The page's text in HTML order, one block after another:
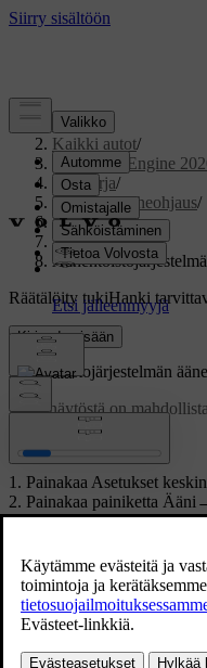
Tuki/
Kaikki autot/
V60 Twin Engine
Ohjekirja/
Näytöt ja puheohjaus/
Keskinäyttö/
Asetukset/
Räätälöity tukiHanki
Kirjaudu sisään
Äänentoistojärjestelmän
Keskinäytöstä on
Painakaa Asetukset
Painakaa painiketta Ääni
Vetäkää säädintä